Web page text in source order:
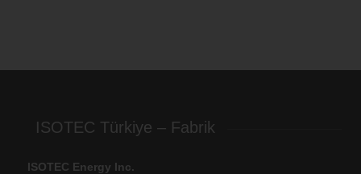
ISOTEC Türkiye – Fabrik
ISOTEC Energy Inc.